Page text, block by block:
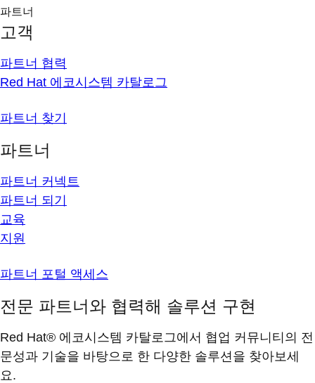
파트너
고객
파트너 협력
Red Hat 에코시스템 카탈로그
파트너 찾기
파트너
파트너 커넥트
파트너 되기
교육
지원
파트너 포털 액세스
전문 파트너와 협력해 솔루션 구현
Red Hat® 에코시스템 카탈로그에서 협업 커뮤니티의 전
문성과 기술을 바탕으로 한 다양한 솔루션을 찾아보세
요.